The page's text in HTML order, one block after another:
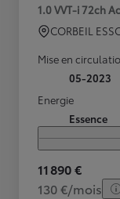
1.0 VVT-i 72ch
CORBEIL
Mise en
05-2023
Energie
Essence
11 890 €
130 €/mois